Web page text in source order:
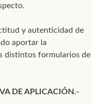
y autenticidad de
aportar la
distintos formularios de
DE APLICACIÓN.-